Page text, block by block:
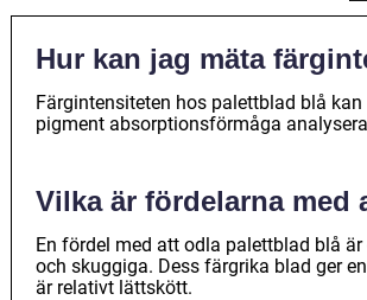
Hur kan jag mäta
Färgintensiteten hos palettblad blå
pigment absorptionsförmåga
Vilka är fördelarna med
En fördel med att odla palettblad blå
och skuggiga. Dess färgrika blad ger
är relativt lättskött.